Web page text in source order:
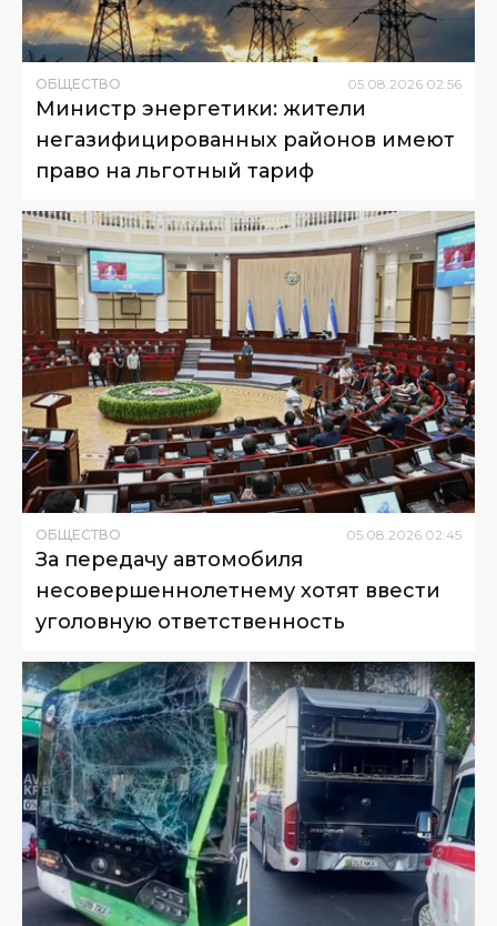
ОБЩЕСТВО 05 08 2026 02:56
Министр энергетики: жители
негазифицированных районов имеют
право на льготный тариф
ОБЩЕСТВО 05.08.2026 02:45
За передачу автомобиля
несовершеннолетнему хотят ввести
уголовную ответственность